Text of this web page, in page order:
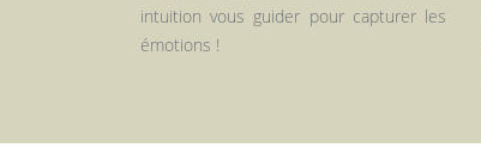
intuition vous guider pour capturer les
émotions !